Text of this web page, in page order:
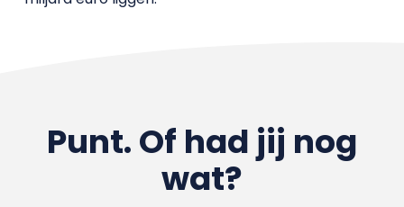
Punt. Of had jij nog
wat?